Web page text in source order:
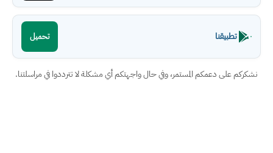
تطبيقنا تحميل
نشكركم على دعمكم المستمر، وفي حال واجهتكم أي مشكلة لا تترددوا في مراسلتنا.